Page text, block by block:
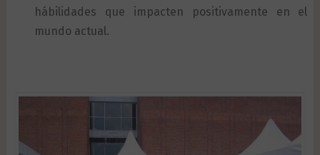
hábilidades que impacten positivamente en el
mundo actual.